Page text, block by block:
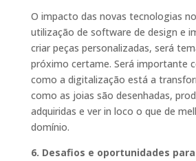
O impacto das novas tecnologias
utilização de software de design e
criar peças personalizadas, será
próximo certame. Será importante
como a digitalização está a
como as joias são desenhadas,
adquiridas e ver in loco o que de
domínio.
6. Desafios e oportunidades